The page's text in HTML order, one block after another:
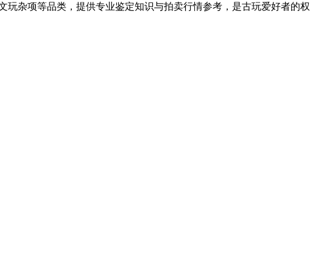
杂项等品类，提供专业鉴定知识与拍卖行情参考，是古玩爱好者的权